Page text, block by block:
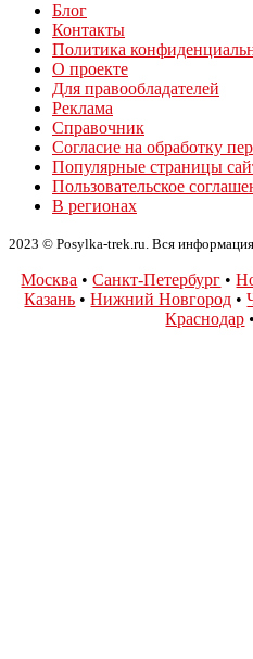
Блог
Контакты
Политика
О проекте
Для правообладателей
Реклама
Справочник
Согласие на обработку
Популярные страницы
Пользовательское
В регионах
2023 © Posylka-trek.ru. Вся
Москва •Санкт-Петербург •
Казань •Нижний Новгород •
Краснодар